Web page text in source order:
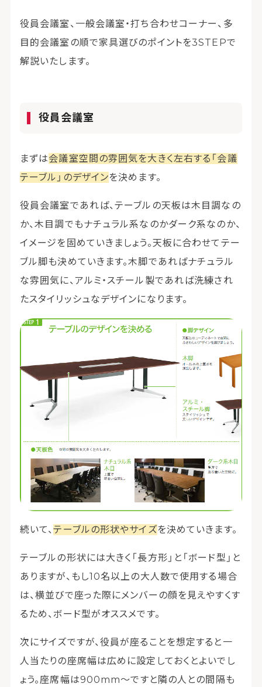
役員会議室、一般会議室・打ち合わせコーナー、多
目的会議室の順で家具選びのポイントを3STEPで
解説いたします。
役員会議室
まずは会議室空間の雰囲気を大きく左右する「会議
テーブル」のデザインを決めます。
役員会議室であれば、テーブルの天板は木目調なの
か、木目調でもナチュラル系なのかダーク系なのか、
イメージを固めていきましょう。天板に合わせてテー
ブル脚も決めていきます。木脚であればナチュラル
な雰囲気に、アルミ・スチール製であれば洗練され
たスタイリッシュなデザインになります。
続いて、テーブルの形状やサイズを決めていきます。
テーブルの形状には大きく「長方形」と「ボード型」と
ありますが、もし10名以上の大人数で使用する場合
は、横並びで座った際にメンバーの顔を見えやすくす
るため、ボード型がオススメです。
次にサイズですが、役員が座ることを想定すると一
人当たりの座席幅は広めに設定しておくとよいでし
ょう。座席幅は900mm～ですと隣の人との間隔も